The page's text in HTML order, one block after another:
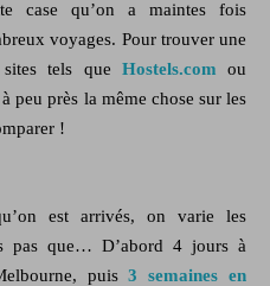
case qu’on a maintes fois
voyages. Pour trouver une
sites tels que Hostels.com
ou
peu près la même chose sur les
!
est arrivés, on varie les
pas que… D’abord 4 jours à
puis3 semaines en